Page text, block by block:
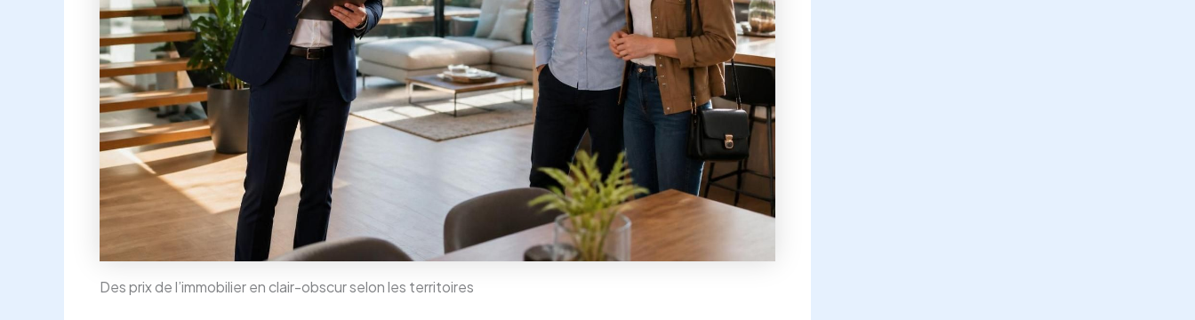
Des prix de l’immobilier en clair-obscur selon les territoires